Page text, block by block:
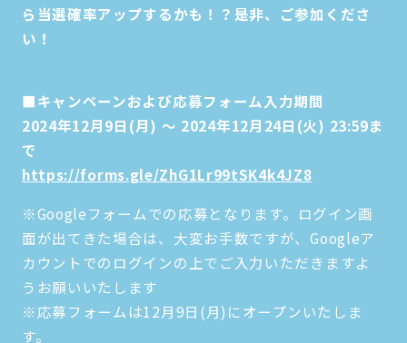
ら当選確率アップするかも！？是非、ご参加くださ
い！
■キャンペーンおよび応募フォーム入力期間
2024年12月9日(月) ～ 2024年12月24日(火) 23:59ま
で
https://forms.gle/ZhG1Lr99tSK4k4JZ8
※Googleフォームでの応募となります。ログイン画
面が出てきた場合は、大変お手数ですが、Googleア
カウントでのログインの上でご入力いただきますよ
うお願いいたします
※応募フォームは12月9日(月)にオープンいたしま
す。